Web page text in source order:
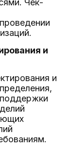
Чек-
и
и